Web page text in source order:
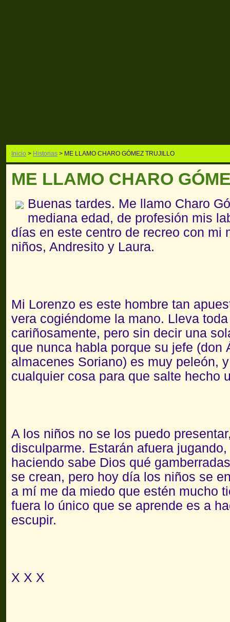
Inicio > Historias > ME LLAMO CHARO GÓMEZ TRUJILLO
ME LLAMO CHARO
Buenas tardes. Me llamo Charo
mediana edad, de profesión mis
días en este centro de recreo con mi
niños, Andresito y Laura.
Mi Lorenzo es este hombre tan
vera cogiéndome la mano. Lleva
cariñosamente, pero sin decir una
que nunca habla porque su jefe (don
almacenes Soriano) es muy peleón,
cualquier cosa para que salte hecho
A los niños no se los puedo
disculparme. Estarán afuera
haciendo sabe Dios qué
se crean, pero hoy día los niños se
a mí me da miedo que estén mucho
fuera lo único que se aprende es a
escupir.
X X X